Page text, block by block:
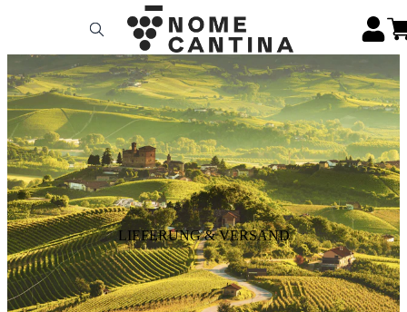
LIEFERUNG & VERSAND